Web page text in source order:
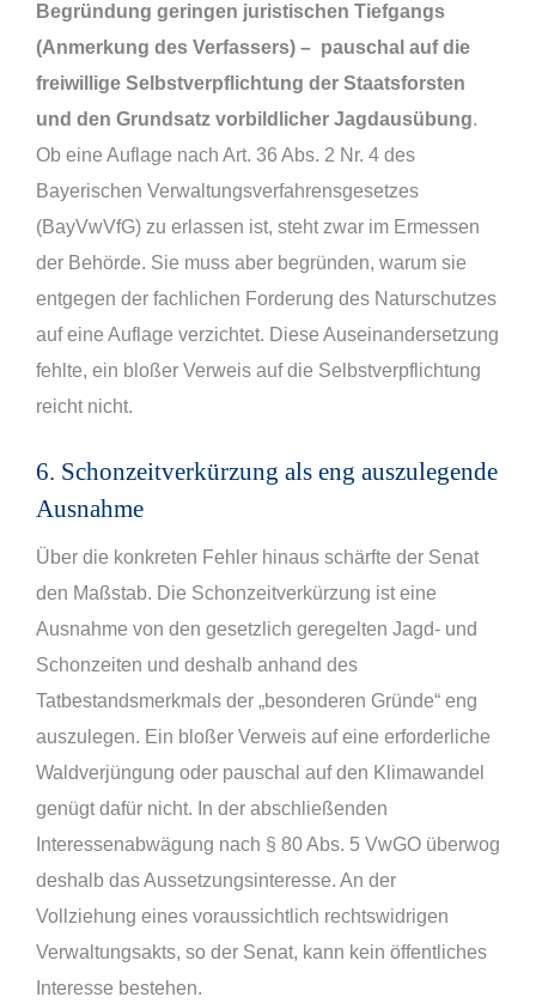
Begründung geringen juristischen Tiefgangs
(Anmerkung des Verfassers) – pauschal auf die
freiwillige Selbstverpflichtung der Staatsforsten
und den Grundsatz vorbildlicher Jagdausübung.
Ob eine Auflage nach Art. 36 Abs. 2 Nr. 4 des
Bayerischen Verwaltungsverfahrensgesetzes
(BayVwVfG) zu erlassen ist, steht zwar im Ermessen
der Behörde. Sie muss aber begründen, warum sie
entgegen der fachlichen Forderung des Naturschutzes
auf eine Auflage verzichtet. Diese Auseinandersetzung
fehlte, ein bloßer Verweis auf die Selbstverpflichtung
reicht nicht.
6. Schonzeitverkürzung als eng auszulegende
Ausnahme
Über die konkreten Fehler hinaus schärfte der Senat
den Maßstab. Die Schonzeitverkürzung ist eine
Ausnahme von den gesetzlich geregelten Jagd- und
Schonzeiten und deshalb anhand des
Tatbestandsmerkmals der „besonderen Gründe“ eng
auszulegen. Ein bloßer Verweis auf eine erforderliche
Waldverjüngung oder pauschal auf den Klimawandel
genügt dafür nicht. In der abschließenden
Interessenabwägung nach § 80 Abs. 5 VwGO überwog
deshalb das Aussetzungsinteresse. An der
Vollziehung eines voraussichtlich rechtswidrigen
Verwaltungsakts, so der Senat, kann kein öffentliches
Interesse bestehen.